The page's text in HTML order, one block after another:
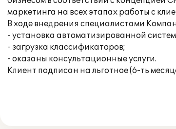
маркетинга на всех этапах работы с
В ходе внедрения специалистами
- установка автоматизированной
- загрузка классификаторов;
- оказаны консультационные услуги.
Клиент подписан на льготное (6-ть